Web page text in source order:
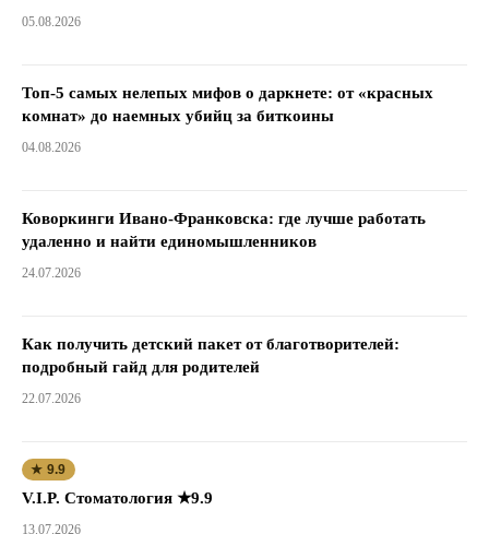
05.08.2026
Топ-5 самых нелепых мифов о даркнете: от «красных
комнат» до наемных убийц за биткоины
04.08.2026
Коворкинги Ивано-Франковска: где лучше работать
удаленно и найти единомышленников
24.07.2026
Как получить детский пакет от благотворителей:
подробный гайд для родителей
22.07.2026
★ 9.9
V.I.P. Стоматология ★9.9
13.07.2026